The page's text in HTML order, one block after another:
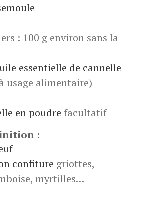
: 100 g environ sans la
essentielle de cannelle
usage alimentaire)
en poudre facultatif
:
confiture griottes,
myrtilles…